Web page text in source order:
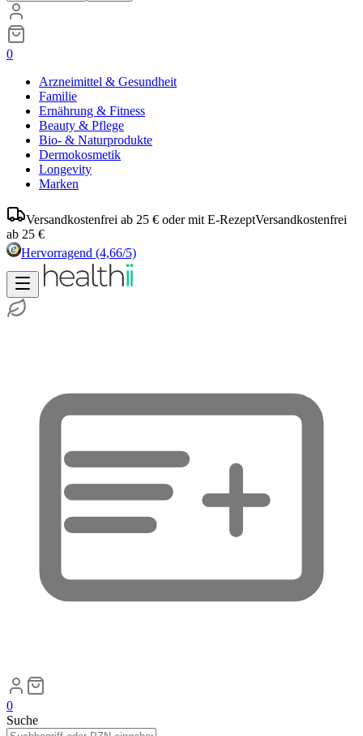
0
Arzneimittel & Gesundheit
Familie
Ernährung & Fitness
Beauty & Pflege
Bio- & Naturprodukte
Dermokosmetik
Longevity
Marken
Versandkostenfrei ab 25 € oder mit E-RezeptVersandkostenfrei
ab 25 €
Hervorragend (4,66/5)
0
Suche